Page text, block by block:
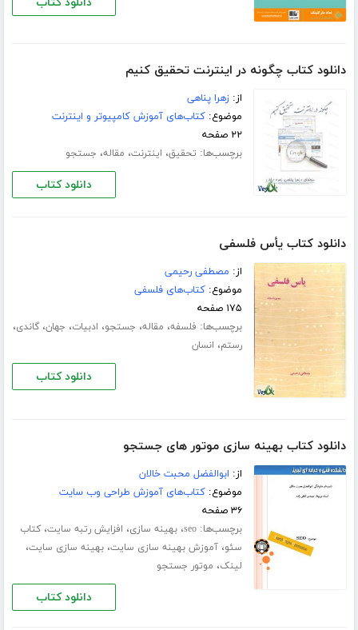
دانلود کتاب
دانلود کتاب چگونه در اینترنت تحقیق کنیم
از:زهرا پناهی
موضوع:کتاب‌های آموزش کامپیوتر و اینترنت
۲۲ صفحه
برچسب‌ها: تحقیق، اینترنت، مقاله، جستجو
دانلود کتاب
دانلود کتاب یأس فلسفی
از: مصطفی رحیمی
موضوع:کتاب‌های فلسفی
۱۷۵ صفحه
برچسب‌ها: فلسفه، مقاله، جستجو، ادبیات، جهان،گاندی،
رستم، انسان
دانلود کتاب
دانلود کتاب بهینه سازی موتور های جستجو
از: ابوالفضل محبت خالان
موضوع:کتاب‌های آموزش طراحی وب سایت
۳۶ صفحه
برچسب‌ها:seo،بهینه سازی، افزایش رتبه سایت،کتاب
سئو،آموزش بهینه سازی سایت،بهینه سازی سایت،
لینک، موتور جستجو
دانلود کتاب